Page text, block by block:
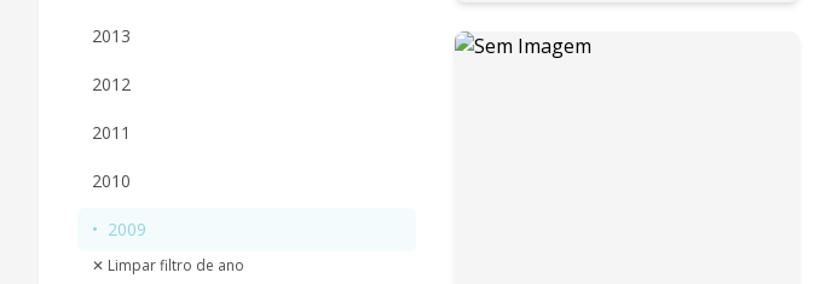
2013
2012
2011
2010
• 2009
✕ Limpar filtro de ano